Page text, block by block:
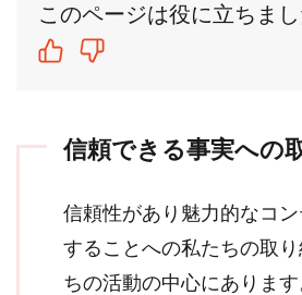
このページは役に立ちま
信頼できる事実への
信頼性があり魅力的なコ
することへの私たちの取
ちの活動の中心にありま